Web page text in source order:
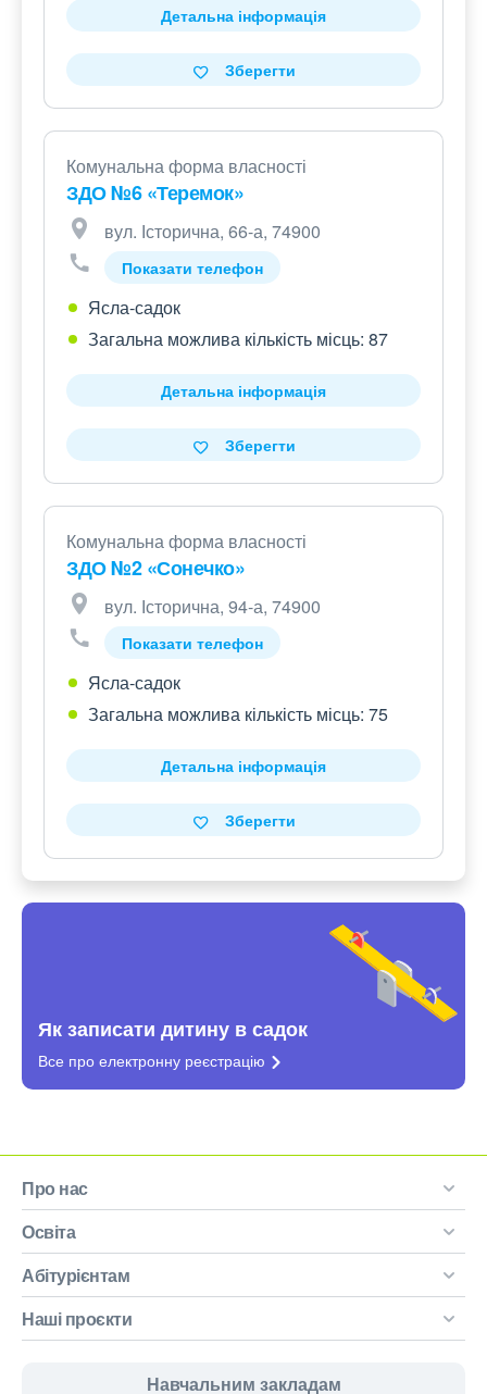
Детальна інформація
Зберегти
Комунальна форма власності
ЗДО №6 «Теремок»
вул. Історична, 66-а, 74900
Показати телефон
Ясла-садок
Загальна можлива кількість місць: 87
Детальна інформація
Зберегти
Комунальна форма власності
ЗДО №2 «Сонечко»
вул. Історична, 94-а, 74900
Показати телефон
Ясла-садок
Загальна можлива кількість місць: 75
Детальна інформація
Зберегти
Як записати дитину в садок
Все про електронну реєстрацію
Про нас
Освіта
Абітурієнтам
Наші проєкти
Навчальним закладам